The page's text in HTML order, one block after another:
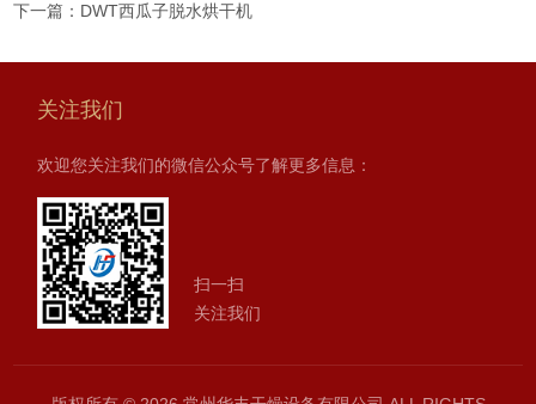
下一篇： DWT西瓜子脱水烘干机
关注我们
欢迎您关注我们的微信公众号了解更多信息：
扫一扫
关注我们